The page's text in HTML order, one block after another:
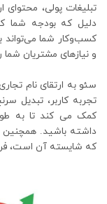
تبلیغات پولی،
دلیل که بودجه شما
و نیازهای مشتریان
سئو به ارتقای نام
تجربه کاربر، تبدیل
کمک می کند تا به طور
داشته باشید. همچنین
که شایسته آن است،